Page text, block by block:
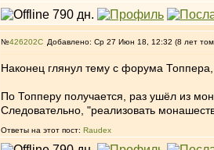
№426202 Добавлено: Ср 27 Июн 18, 12:32 (8 лет
Наконец глянул тему с форума Топпера,
По Топперу получается, раз ушёл из
Следовательно, "реализовать
Ответы на этот пост: Raudex